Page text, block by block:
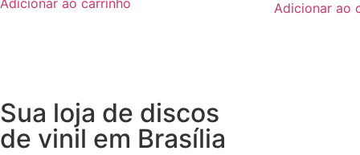
Adicionar ao
Sua loja de discos
de vinil em Brasília